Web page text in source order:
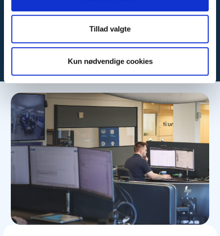
Tillad valgte
Kun nødvendige cookies
patcherneqartariaqarput. Tamatuma saniatigut
programmit appillu pitsaanerpaamik
atorneqarsinnaanissaat isumannaatsuunissaallu